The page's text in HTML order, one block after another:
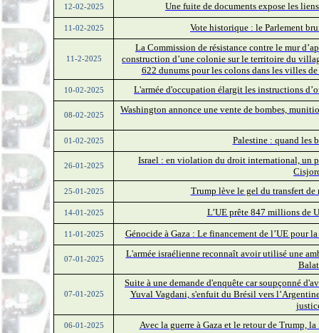
12-02-2025 Une fuite de documents expose les
11-02-2025 Vote historique : le Parlement
11-2-2025
La Commission de résistance contre le mur
construction d’une colonie sur le territoire du
622 dunums pour les colons dans les villes
10-02-2025 L'armée d'occupation élargit les instructions
08-02-2025
Washington annonce une vente de bombes,
01-02-2025 Palestine : quand les
26-01-2025
Israel : en violation du droit international, un
25-01-2025 Trump lève le gel du transfert
14-01-2025 L’UE prête 847 millions de
11-01-2025 Génocide à Gaza : Le financement de l’UE pour
07-01-2025
L'armée israélienne reconnaît avoir utilisé une
07-01-2025
Suite à une demande d'enquête car soupçonné
Yuval Vagdani, s'enfuit du Brésil vers l’Arge
06-01-2025 Avec la guerre à Gaza et le retour de Trump,